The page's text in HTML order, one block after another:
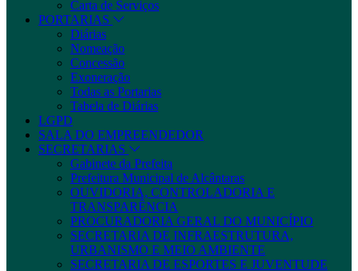
Carta de Serviços
PORTARIAS
Diárias
Nomeação
Concessão
Exoneração
Todas as Portarias
Tabela de Diárias
LGPD
SALA DO EMPREENDEDOR
SECRETARIAS
Gabinete da Prefeita
Prefeitura Municipal de Alcântaras
OUVIDORIA, CONTROLADORIA E
TRANSPARÊNCIA
PROCURADORIA GERAL DO MUNICÍPIO
SECRETARIA DE INFRAESTRUTURA,
URBANISMO E MEIO AMBIENTE
SECRETARIA DE ESPORTES E JUVENTUDE